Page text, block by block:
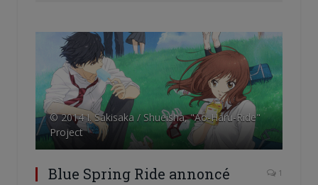
© 2014 I. Sakisaka / Shueisha, "Ao-Haru-Ride"
Project
Blue Spring Ride annoncé
1